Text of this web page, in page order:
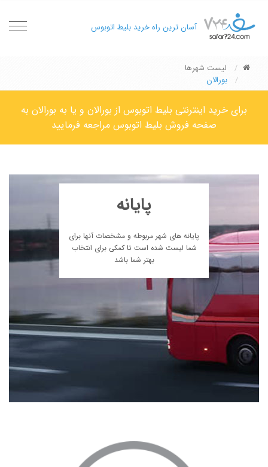
آسان ترین راه خرید بلیط اتوبوس
لیست شهرها
بورالان
برای خرید اینترنتی بلیط اتوبوس از بورالان و یا به بورالان به
صفحه فروش بلیط اتوبوس مراجعه فرمایید
پایانه
پایانه های شهر مربوطه و مشخصات آنها برای
شما لیست شده است تا کمکی برای انتخاب
بهتر شما باشد